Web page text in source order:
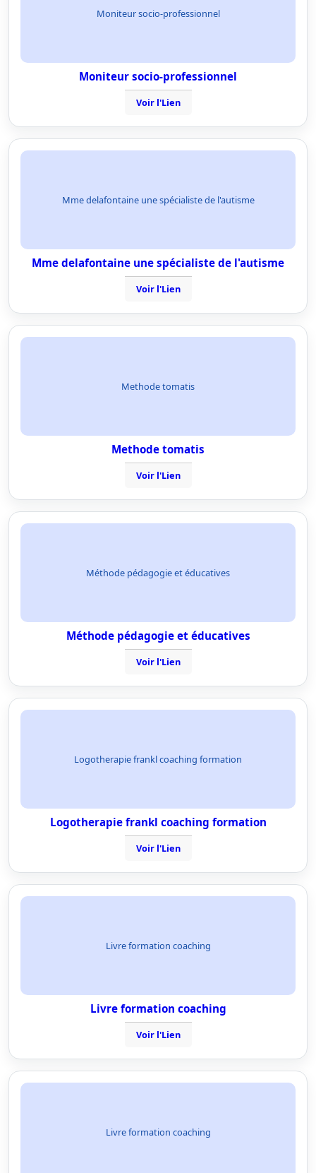
Moniteur socio-professionnel
Moniteur socio-professionnel
Voir l'Lien
Mme delafontaine une spécialiste de l'autisme
Mme delafontaine une spécialiste de l'autisme
Voir l'Lien
Methode tomatis
Methode tomatis
Voir l'Lien
Méthode pédagogie et éducatives
Méthode pédagogie et éducatives
Voir l'Lien
Logotherapie frankl coaching formation
Logotherapie frankl coaching formation
Voir l'Lien
Livre formation coaching
Livre formation coaching
Voir l'Lien
Livre formation coaching